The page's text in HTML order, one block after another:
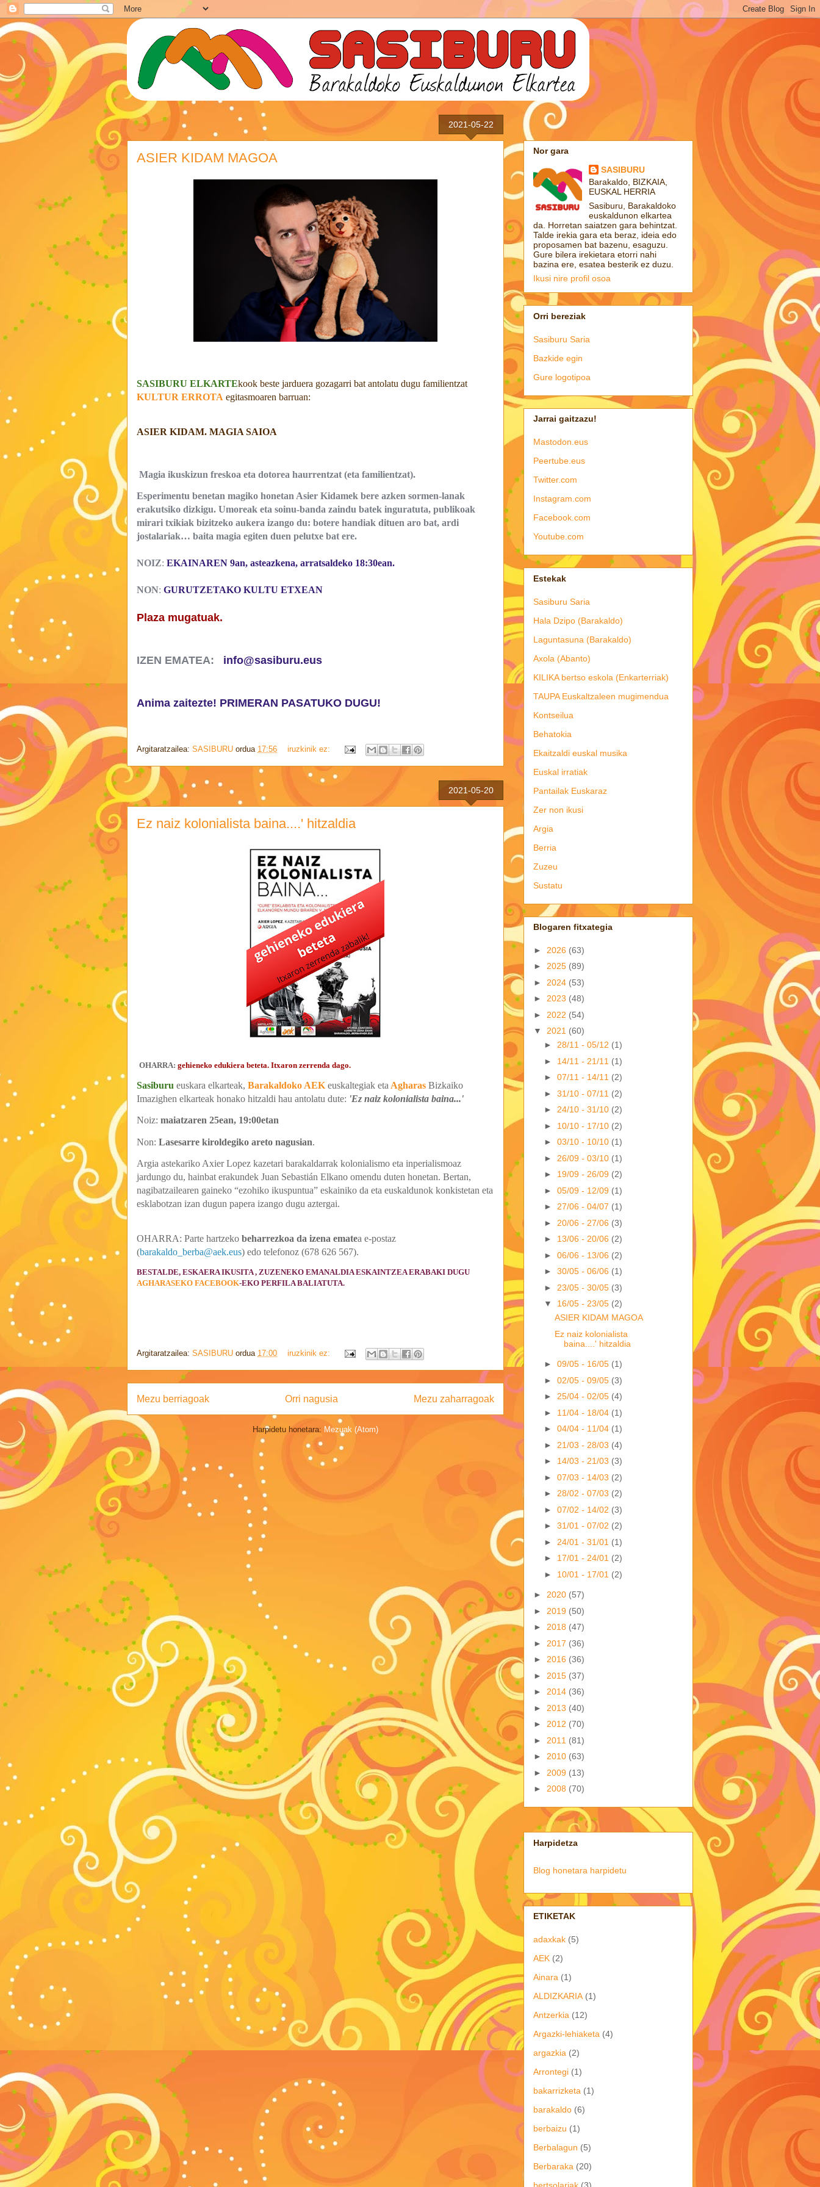
2021-05-22
ASIER KIDAM MAGOA
SASIBURU ELKARTEkook beste jarduera gozagarri bat antolatu dugu familientzat
KULTUR ERROTA egitasmoaren barruan:
ASIER KIDAM. MAGIA SAIOA
Magia ikuskizun freskoa eta dotorea haurrentzat (eta familientzat).
Esperimentu benetan magiko honetan Asier Kidamek bere azken sormen-lanak
erakutsiko dizkigu. Umoreak eta soinu-banda zaindu batek inguratuta, publikoak
mirari txikiak bizitzeko aukera izango du: botere handiak dituen aro bat, ardi
jostalariak… baita magia egiten duen pelutxe bat ere.
NOIZ: EKAINAREN 9an, asteazkena, arratsaldeko 18:30ean.
NON: GURUTZETAKO KULTU ETXEAN
Plaza mugatuak.
IZEN EMATEA: info@sasiburu.eus
Anima zaitezte! PRIMERAN PASATUKO DUGU!
Argitaratzailea: SASIBURU ordua 17:56 iruzkinik ez:
2021-05-20
Ez naiz kolonialista baina....' hitzaldia
OHARRA: gehieneko edukiera beteta. Itxaron zerrenda dago.
Sasiburu euskara elkarteak, Barakaldoko AEK euskaltegiak eta Agharas Bizkaiko
Imazighen elkarteak honako hitzaldi hau antolatu dute: 'Ez naiz kolonialista baina...'
Noiz: maiatzaren 25ean, 19:00etan
Non: Lasesarre kiroldegiko areto nagusian.
Argia astekariko Axier Lopez kazetari barakaldarrak kolonialismo eta inperialismoaz
jardungo du, hainbat erakundek Juan Sebastián Elkano omendu duten honetan. Bertan,
nagibatzailearen gaineko “ezohiko ikuspuntua” eskainiko da eta euskaldunok konkistetan eta
esklabotzan izan dugun papera izango dugu aztergai.
OHARRA: Parte hartzeko beharrezkoa da izena ematea e-postaz
(barakaldo_berba@aek.eus) edo telefonoz (678 626 567).
BESTALDE, ESKAERA IKUSITA , ZUZENEKO EMANALDIA ESKAINTZEA ERABAKI DUGU
AGHARASEKO FACEBOOK-EKO PERFILA BALIATUTA.
Argitaratzailea: SASIBURU ordua 17:00 iruzkinik ez:
Mezu berriagoak Mezu zaharragoak
Orri nagusia
Harpidetu honetara: Mezuak (Atom)
Nor gara
SASIBURU
Barakaldo, BIZKAIA,
EUSKAL HERRIA
Sasiburu, Barakaldoko
euskaldunon elkartea
da. Horretan saiatzen gara behintzat.
Talde irekia gara eta beraz, ideia edo
proposamen bat bazenu, esaguzu.
Gure bilera irekietara etorri nahi
bazina ere, esatea besterik ez duzu.
Ikusi nire profil osoa
Orri bereziak
Sasiburu Saria
Bazkide egin
Gure logotipoa
Jarrai gaitzazu!
Mastodon.eus
Peertube.eus
Twitter.com
Instagram.com
Facebook.com
Youtube.com
Estekak
Sasiburu Saria
Hala Dzipo (Barakaldo)
Laguntasuna (Barakaldo)
Axola (Abanto)
KILIKA bertso eskola (Enkarterriak)
TAUPA Euskaltzaleen mugimendua
Kontseilua
Behatokia
Ekaitzaldi euskal musika
Euskal irratiak
Pantailak Euskaraz
Zer non ikusi
Argia
Berria
Zuzeu
Sustatu
Blogaren fitxategia
► 2026 (63)
► 2025 (89)
► 2024 (53)
► 2023 (48)
► 2022 (54)
▼ 2021 (60)
► 28/11 - 05/12 (1)
► 14/11 - 21/11 (1)
► 07/11 - 14/11 (2)
► 31/10 - 07/11 (2)
► 24/10 - 31/10 (2)
► 10/10 - 17/10 (2)
► 03/10 - 10/10 (1)
► 26/09 - 03/10 (1)
► 19/09 - 26/09 (2)
► 05/09 - 12/09 (1)
► 27/06 - 04/07 (1)
► 20/06 - 27/06 (3)
► 13/06 - 20/06 (2)
► 06/06 - 13/06 (2)
► 30/05 - 06/06 (1)
► 23/05 - 30/05 (3)
▼ 16/05 - 23/05 (2)
ASIER KIDAM MAGOA
Ez naiz kolonialista
baina....' hitzaldia
► 09/05 - 16/05 (1)
► 02/05 - 09/05 (3)
► 25/04 - 02/05 (4)
► 11/04 - 18/04 (1)
► 04/04 - 11/04 (1)
► 21/03 - 28/03 (4)
► 14/03 - 21/03 (3)
► 07/03 - 14/03 (2)
► 28/02 - 07/03 (2)
► 07/02 - 14/02 (3)
► 31/01 - 07/02 (2)
► 24/01 - 31/01 (1)
► 17/01 - 24/01 (2)
► 10/01 - 17/01 (2)
► 2020 (57)
► 2019 (50)
► 2018 (47)
► 2017 (36)
► 2016 (36)
► 2015 (37)
► 2014 (36)
► 2013 (40)
► 2012 (70)
► 2011 (81)
► 2010 (63)
► 2009 (13)
► 2008 (70)
Harpidetza
Blog honetara harpidetu
ETIKETAK
adaxkak (5)
AEK (2)
Ainara (1)
ALDIZKARIA (1)
Antzerkia (12)
Argazki-lehiaketa (4)
argazkia (2)
Arrontegi (1)
bakarrizketa (1)
barakaldo (6)
berbaizu (1)
Berbalagun (5)
Berbaraka (20)